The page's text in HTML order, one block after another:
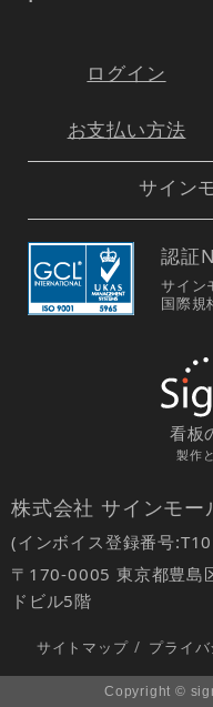
ログイン
お支払い方法
サイン
認証
サイン
国際規
看板
製作
株式会社 サインモー
(インボイス登録番号
〒170-0005 東京都豊島
ドビル5階
サイトマップ / プライ
Copyright ©